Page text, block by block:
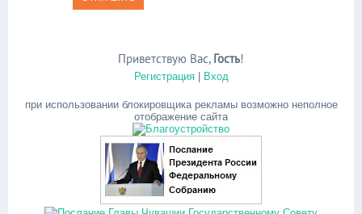
Приветствую Вас, Гость!
Регистрация| Вход
при использовании блокировщика рекламы возможно неполное
отображение сайта